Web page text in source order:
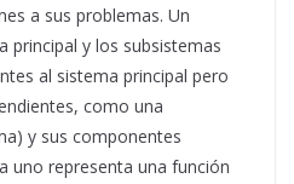
a sus problemas. Un
principal y los subsistemas
al sistema principal pero
como una
y sus componentes
uno representa una función